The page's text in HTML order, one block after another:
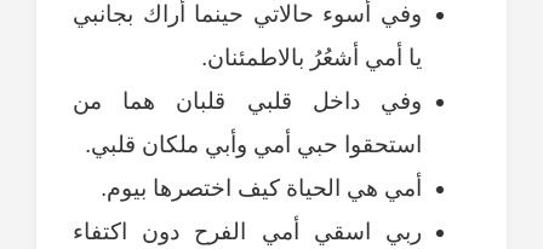
وفي أسوء حالاتي حينما أراك بجانبي
يا أمي أشعُرُ بالاطمئنان.
وفي داخل قلبي قلبان هما من
استحقوا حبي أمي وأبي ملكان قلبي.
أمي هي الحياة كيف اختصرها بيوم.
ربي اسقي أمي الفرح دون اكتفاء